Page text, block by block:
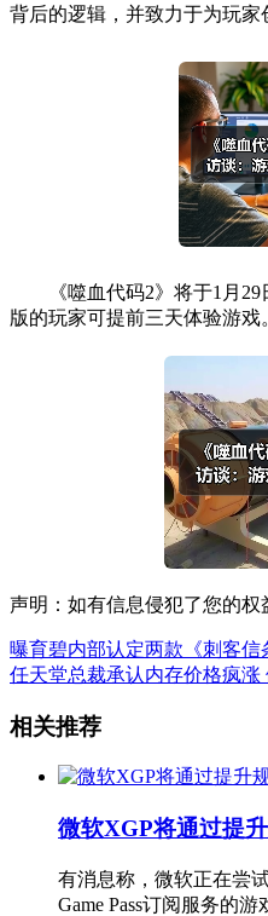
背后的逻辑，并致力于为玩家
《噬血代码2》将于1月
版的玩家可提前三天体验游戏
声明：如有信息侵犯了您的权
曝育碧内部认定两款《刺客信
任天堂总裁承认内存价格疯涨
相关推荐
微软XGP将通过提
有消息称，微软正在尝
Game Pass订阅服务的